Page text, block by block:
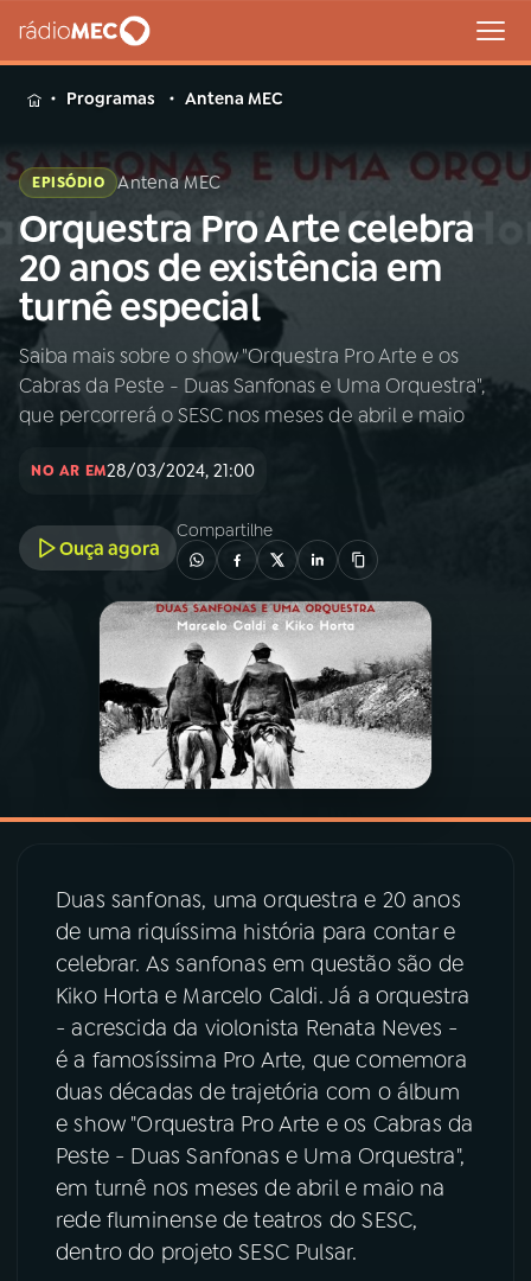
MENU
Buscar
na
Rádio
MEC
Buscar
Início AO VIVO
INÍCIO
PROGRAMAS
PODCASTS
06VIDEOCASTS
07ÚLTIMAS
ACOMPANHE A RÁDIO MEC
YouTube Facebook
TikTok
Programas Antena MEC
EPISÓDIO Antena MEC
Orquestra Pro Arte celebra
20 anos de existência em
turnê especial
Saiba mais sobre o show "Orquestra Pro Arte e os
Cabras da Peste - Duas Sanfonas e Uma Orquestra",
que percorrerá o SESC nos meses de abril e maio
NO AR EM28/03/2024, 21:00
Ouça agora
Compartilhe
Duas sanfonas, uma orquestra e 20 anos
de uma riquíssima história para contar e
celebrar. As sanfonas em questão são de
Kiko Horta e Marcelo Caldi. Já a orquestra
- acrescida da violonista Renata Neves -
é a famosíssima Pro Arte, que comemora
duas décadas de trajetória com o álbum
e show "Orquestra Pro Arte e os Cabras da
Peste - Duas Sanfonas e Uma Orquestra",
em turnê nos meses de abril e maio na
rede fluminense de teatros do SESC,
dentro do projeto SESC Pulsar.